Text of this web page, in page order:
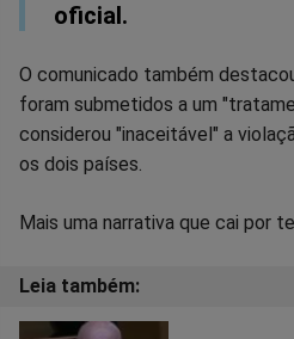
oficial.
O comunicado também
foram submetidos a um
considerou "inaceitável" a
os dois países.
Mais uma narrativa que cai por